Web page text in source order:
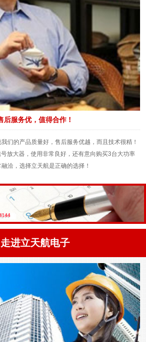
后服务优，值得合作！
们的产品质量好，售后服务优越，而且技术很精！
放大器，使用非常良好，还有意向购买3台大功率
洽，选择立天航是正确的选择！
走进立天航电子